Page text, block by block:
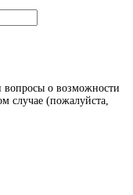
вопросы о возможности
случае (пожалуйста,